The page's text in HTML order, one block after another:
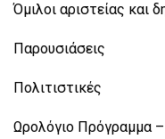
Όμιλοι αριστείας και
Παρουσιάσεις
Πολιτιστικές
Ωρολόγιο Πρόγραμμα